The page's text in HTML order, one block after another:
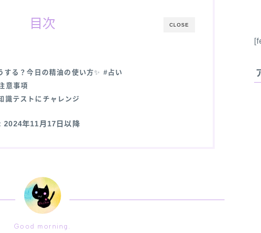
CLOSE
目次
する？今日の精油の使い方✨ #占い
意事項
識テストにチャレンジ
2024年11月17日以降
Good morning.